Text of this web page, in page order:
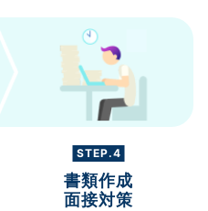
STEP.4
書類作成
面接対策